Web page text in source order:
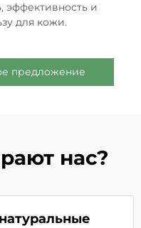
эффективность и
для кожи.
предложение
нас?